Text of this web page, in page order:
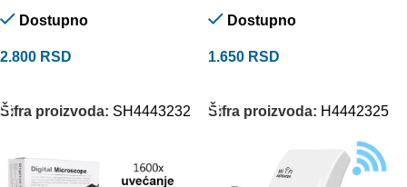
Dostupno
2.800 RSD
Šifra proizvoda: SH4443232
Dostupno
1.650 RSD
Šifra proizvoda: H4442325